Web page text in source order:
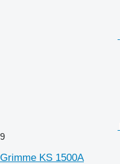
9
Grimme KS 1500A